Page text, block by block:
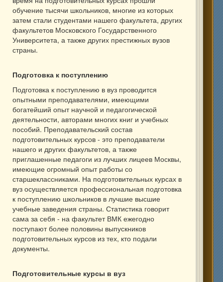
обучение тысячи школьников, многие из которых
затем стали студентами нашего факультета, других
факультетов Московского Государственного
Университета, а также других престижных вузов
страны.
Подготовка к поступлению
Подготовка к поступлению в вуз проводится
опытными преподавателями, имеющими
богатейший опыт научной и педагогической
деятельности, авторами многих книг и учебных
пособий. Преподавательский состав
подготовительных курсов - это преподаватели
нашего и других факультетов, а также
приглашенные педагоги из лучших лицеев Москвы,
имеющие огромный опыт работы со
старшеклассниками. На подготовительных курсах в
вуз осуществляется профессиональная подготовка
к поступлению школьников в лучшие высшие
учебные заведения страны. Статистика говорит
сама за себя - на факультет ВМК ежегодно
поступают более половины выпускников
подготовительных курсов из тех, кто подали
документы.
Подготовительные курсы в вуз